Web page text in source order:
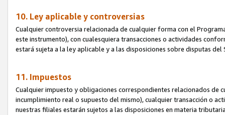
10. Ley aplicable y controversias
Cualquier controversia relacionada de cualquier forma con el
este instrumento), con cualesquiera transacciones o actividades
estará sujeta a la ley aplicable y a las disposiciones sobre disputas
11. Impuestos
Cualquier impuesto y obligaciones correspondientes relacionados de
incumplimiento real o supuesto del mismo), cualquier transacción o
nuestras filiales estarán sujetos a las disposiciones en materia